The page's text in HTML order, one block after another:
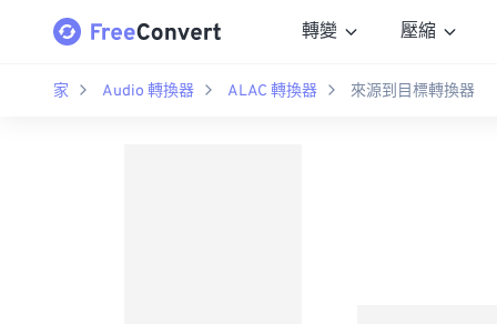
轉變 壓縮
家 Audio 轉換器 ALAC 轉換器 來源到目標轉換器